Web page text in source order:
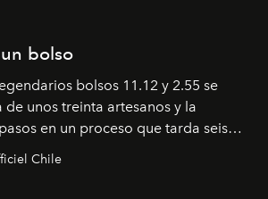
bolso
bolsos 11.12 y 2.55 se
unos treinta artesanos y la
en un proceso que tarda seis
en la escuela de formación de
Chile